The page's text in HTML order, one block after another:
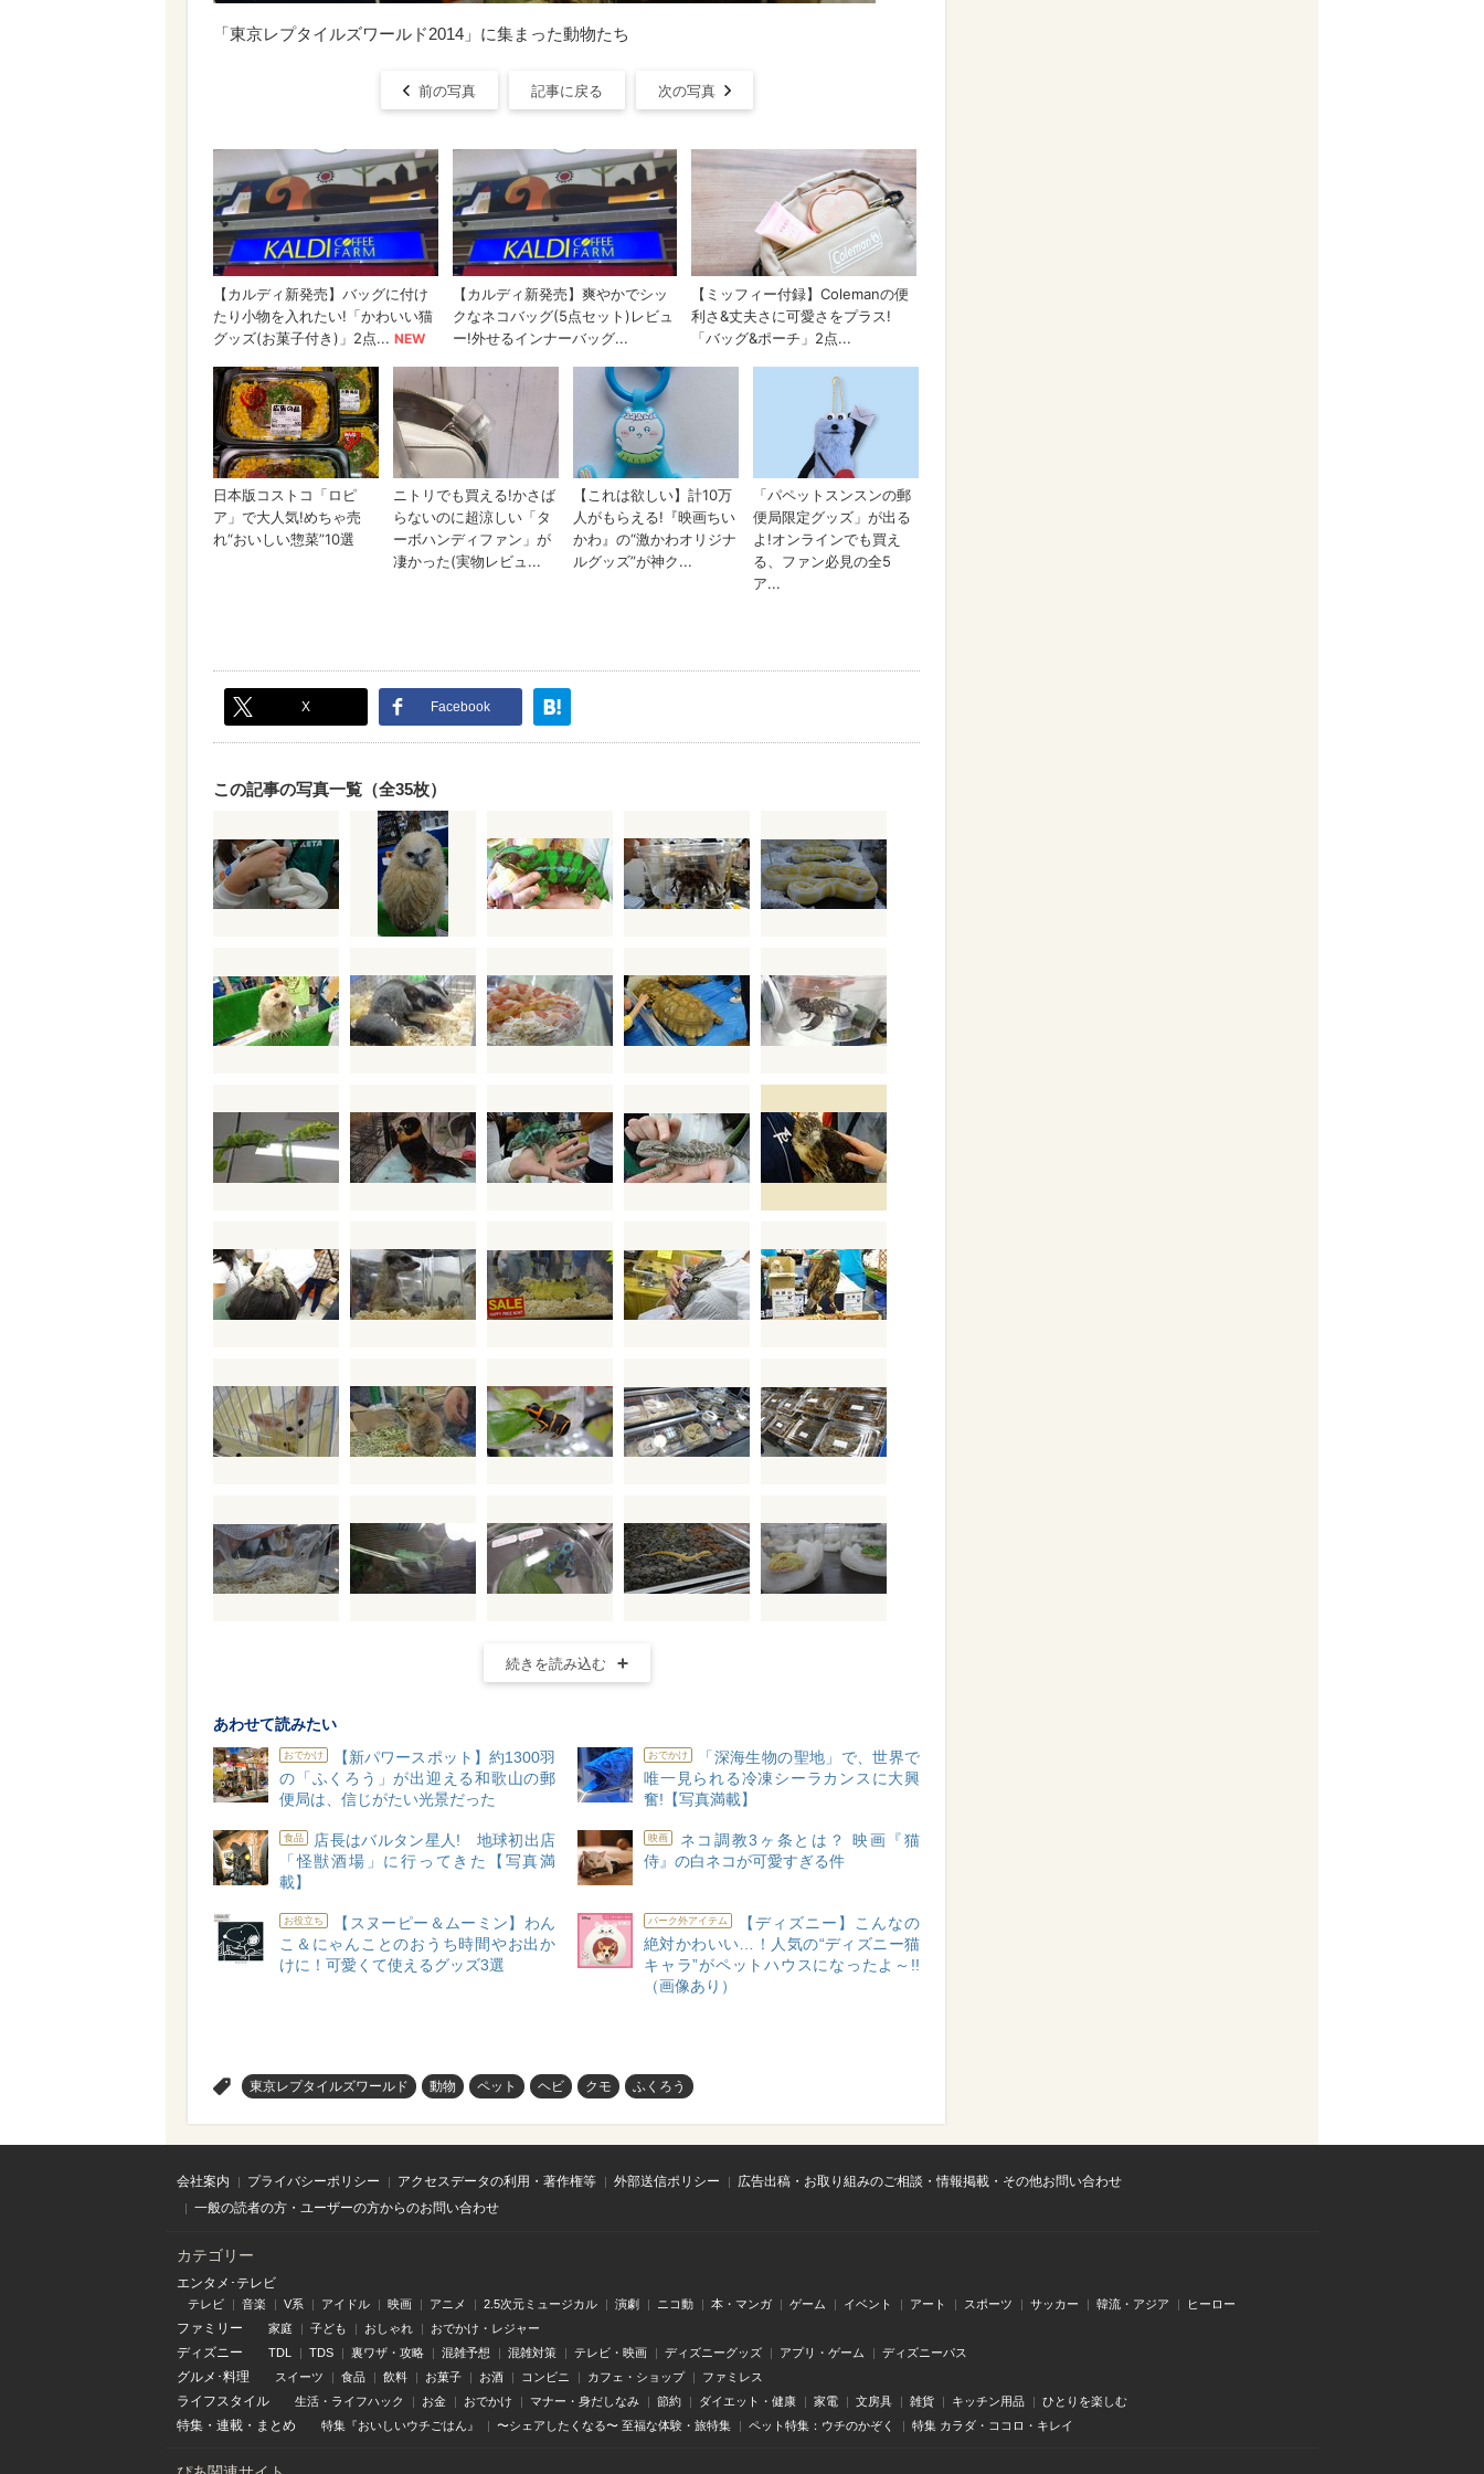
「東京レプタイルズワールド2014」に集まった動物たち
前の写真 記事に戻る 次の写真
X Facebook
この記事の写真一覧（全35枚）
続きを読み込む
あわせて読みたい
おでかけ
【新パワースポット】約1300羽
の「ふくろう」が出迎える和歌山の郵
便局は、信じがたい光景だった
おでかけ
「深海生物の聖地」で、世界で
唯一見られる冷凍シーラカンスに大興
奮!【写真満載】
食品
店長はバルタン星人! 地球初出店
「怪獣酒場」に行ってきた【写真満
載】
映画
ネコ調教3ヶ条とは？ 映画『猫
侍』の白ネコが可愛すぎる件
お役立ち
【スヌーピー＆ムーミン】わん
こ＆にゃんことのおうち時間やお出か
けに！可愛くて使えるグッズ3選
パーク外アイテム
【ディズニー】こんなの
絶対かわいい…！人気の“ディズニー猫
キャラ”がペットハウスになったよ～!!
（画像あり）
東京レプタイルズワールド 動物 ペット ヘビ クモ ふくろう
会社案内 プライバシーポリシー アクセスデータの利用・著作権等 外部送信ポリシー
広告出稿・お取り組みのご相談・情報掲載・その他お問い合わせ
一般の読者の方・ユーザーの方からのお問い合わせ
カテゴリー
エンタメ･テレビ
テレビ 音楽 V系 アイドル 映画 アニメ 2.5次元ミュージカル 演劇 ニコ動 本・マンガ ゲーム イベント アート スポーツ サッカー 韓流・アジア ヒーロー
ファミリー 家庭 子ども おしゃれ おでかけ・レジャー
ディズニー TDL TDS 裏ワザ・攻略 混雑予想 混雑対策 テレビ・映画 ディズニーグッズ アプリ・ゲーム ディズニーパス
グルメ･料理 スイーツ 食品 飲料 お菓子 お酒 コンビニ カフェ・ショップ ファミレス
ライフスタイル 生活・ライフハック お金 おでかけ マナー・身だしなみ 節約 ダイエット・健康 家電 文房具 雑貨 キッチン用品 ひとりを楽しむ
特集 ・ 連載 ・ まとめ 特集『おいしいウチごはん』 〜シェアしたくなる〜 至福な体験・旅特集 ペット特集：ウチのかぞく 特集 カラダ・ココロ・キレイ